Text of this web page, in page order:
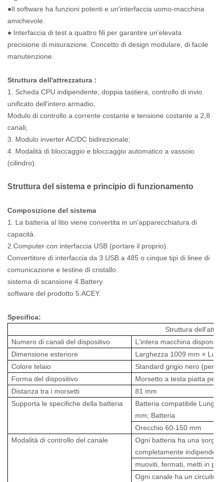
●Il software ha funzioni potenti e un'interfaccia uomo-macchina
amichevole.
● Interfaccia di test a quattro fili per garantire un'elevata
precisione di misurazione. Concetto di design modulare, di facile
manutenzione.
Struttura dell'attrezzatura :
1. Scheda CPU indipendente, doppia tastiera, controllo di invio
unificato dell'intero armadio;
Modulo di controllo a corrente costante e tensione costante a 2,8
canali;
3. Modulo inverter AC/DC bidirezionale;
4. Modalità di bloccaggio e bloccaggio automatico a vassoio
(cilindro).
Struttura del sistema e principio di funzionamento
Composizione del sistema
1. La batteria al litio viene convertita in un'apparecchiatura di
capacità.
2.Computer con interfaccia USB (portare il proprio).
Convertitore di interfaccia da 3.USB a 485 o cinque tipi di linee di
comunicazione e testine di cristallo.
sistema di scansione 4.Battery.
software del prodotto 5.ACEY.
Specifica:
Struttura
Numero di canali del dispositivo
L'intera macchina dispone
Dimensione esteriore
Larghezza 1009 mm ×
Colore telaio
Standard grigio nero
Forma del dispositivo
Morsetto a testa piatta per
Distanza tra i morsetti
81 mm
Supporta le specifiche della batteria
Batteria compatibile
mm; Batteria
Orecchio 60-150 mm
Modalità di controllo del canale
Ogni batteria ha una
completamente
muoviti, fermati, metti in
Ogni canale ha un circuito